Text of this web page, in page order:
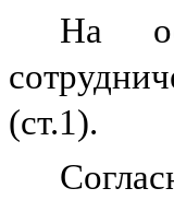
На
(ст.1).